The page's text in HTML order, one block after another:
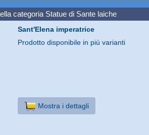
categoria Statue di Sante laiche
Sant'Elena imperatrice
Prodotto disponibile in più varianti
Mostra i dettagli